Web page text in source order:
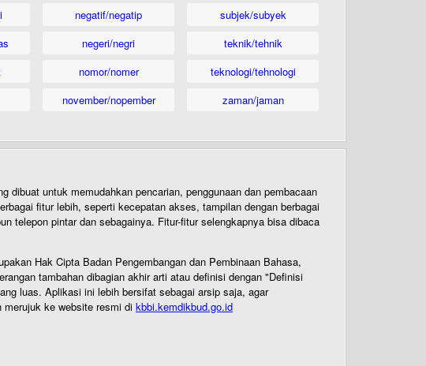
negatif/negatip
negeri/negri
nomor/nomer
november/nopember
subjek/subyek
teknik/tehnik
teknologi/tehnologi
zaman/jaman
dibuat untuk memudahkan pencarian, penggunaan dan pembacaan
fitur lebih, seperti kecepatan akses, tampilan dengan berbagai
telepon pintar dan sebagainya. Fitur-fitur selengkapnya bisa dibaca
Hak Cipta Badan Pengembangan dan Pembinaan Bahasa,
tambahan dibagian akhir arti atau definisi dengan "Definisi
luas. Aplikasi ini lebih bersifat sebagai arsip saja, agar
ke website resmi di kbbi.kemdikbud.go.id